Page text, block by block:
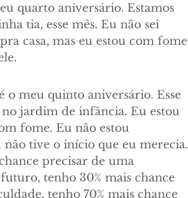
quarto aniversário. Estamos
tia, esse mês. Eu não sei
casa, mas eu estou com fome
o meu quinto aniversário. Esse
jardim de infância. Eu estou
fome. Eu não estou
tive o início que eu merecia.
precisar de uma
tenho 30% mais chance
tenho 70% mais chance